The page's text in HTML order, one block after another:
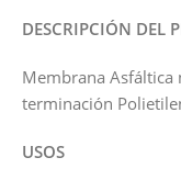
DESCRIPCIÓN DEL
Membrana Asfáltica
terminación
USOS